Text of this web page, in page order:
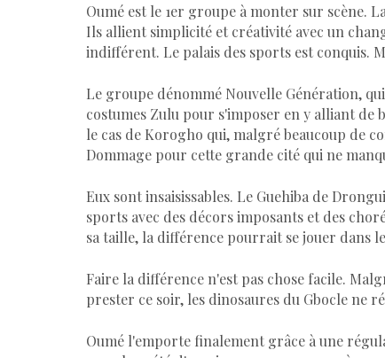
Oumé est le 1er groupe à monter sur scène.
Ils allient simplicité et créativité avec un
indifférent. Le palais des sports est conquis.
Le groupe dénommé Nouvelle Génération,
costumes Zulu pour s'imposer en y alliant de
le cas de Korogho qui, malgré beaucoup de
Dommage pour cette grande cité qui ne
Eux sont insaisissables. Le Guehiba de
sports avec des décors imposants et des
sa taille, la différence pourrait se jouer dans
Faire la différence n'est pas chose facile.
prester ce soir, les dinosaures du Gbocle ne
Oumé l'emporte finalement grâce à une